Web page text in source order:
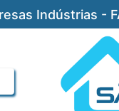
Indústrias -